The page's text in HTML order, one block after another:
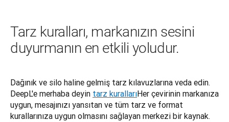
Tarz kuralları, markanızın sesini
duyurmanın en etkili yoludur.
Dağınık ve silo haline gelmiş tarz kılavuzlarına veda edin.
DeepL'e merhaba deyin tarz kurallarıHer çevirinin markanıza
uygun, mesajınızı yansıtan ve tüm tarz ve format
kurallarınıza uygun olmasını sağlayan merkezi bir kaynak.